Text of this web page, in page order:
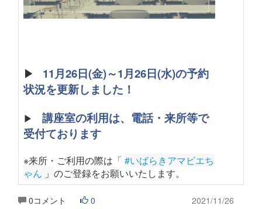
▶
11月26日(金)～1月26日(水)の予約
状況を更新しました！
▶ 講座室の利用は、電話・来所等で
受付ております
※来所・ご利用の際は「 #いばらきアマビエち
ゃん 」 のご登録をお願いいたします。
0コメント 0 2021/11/26